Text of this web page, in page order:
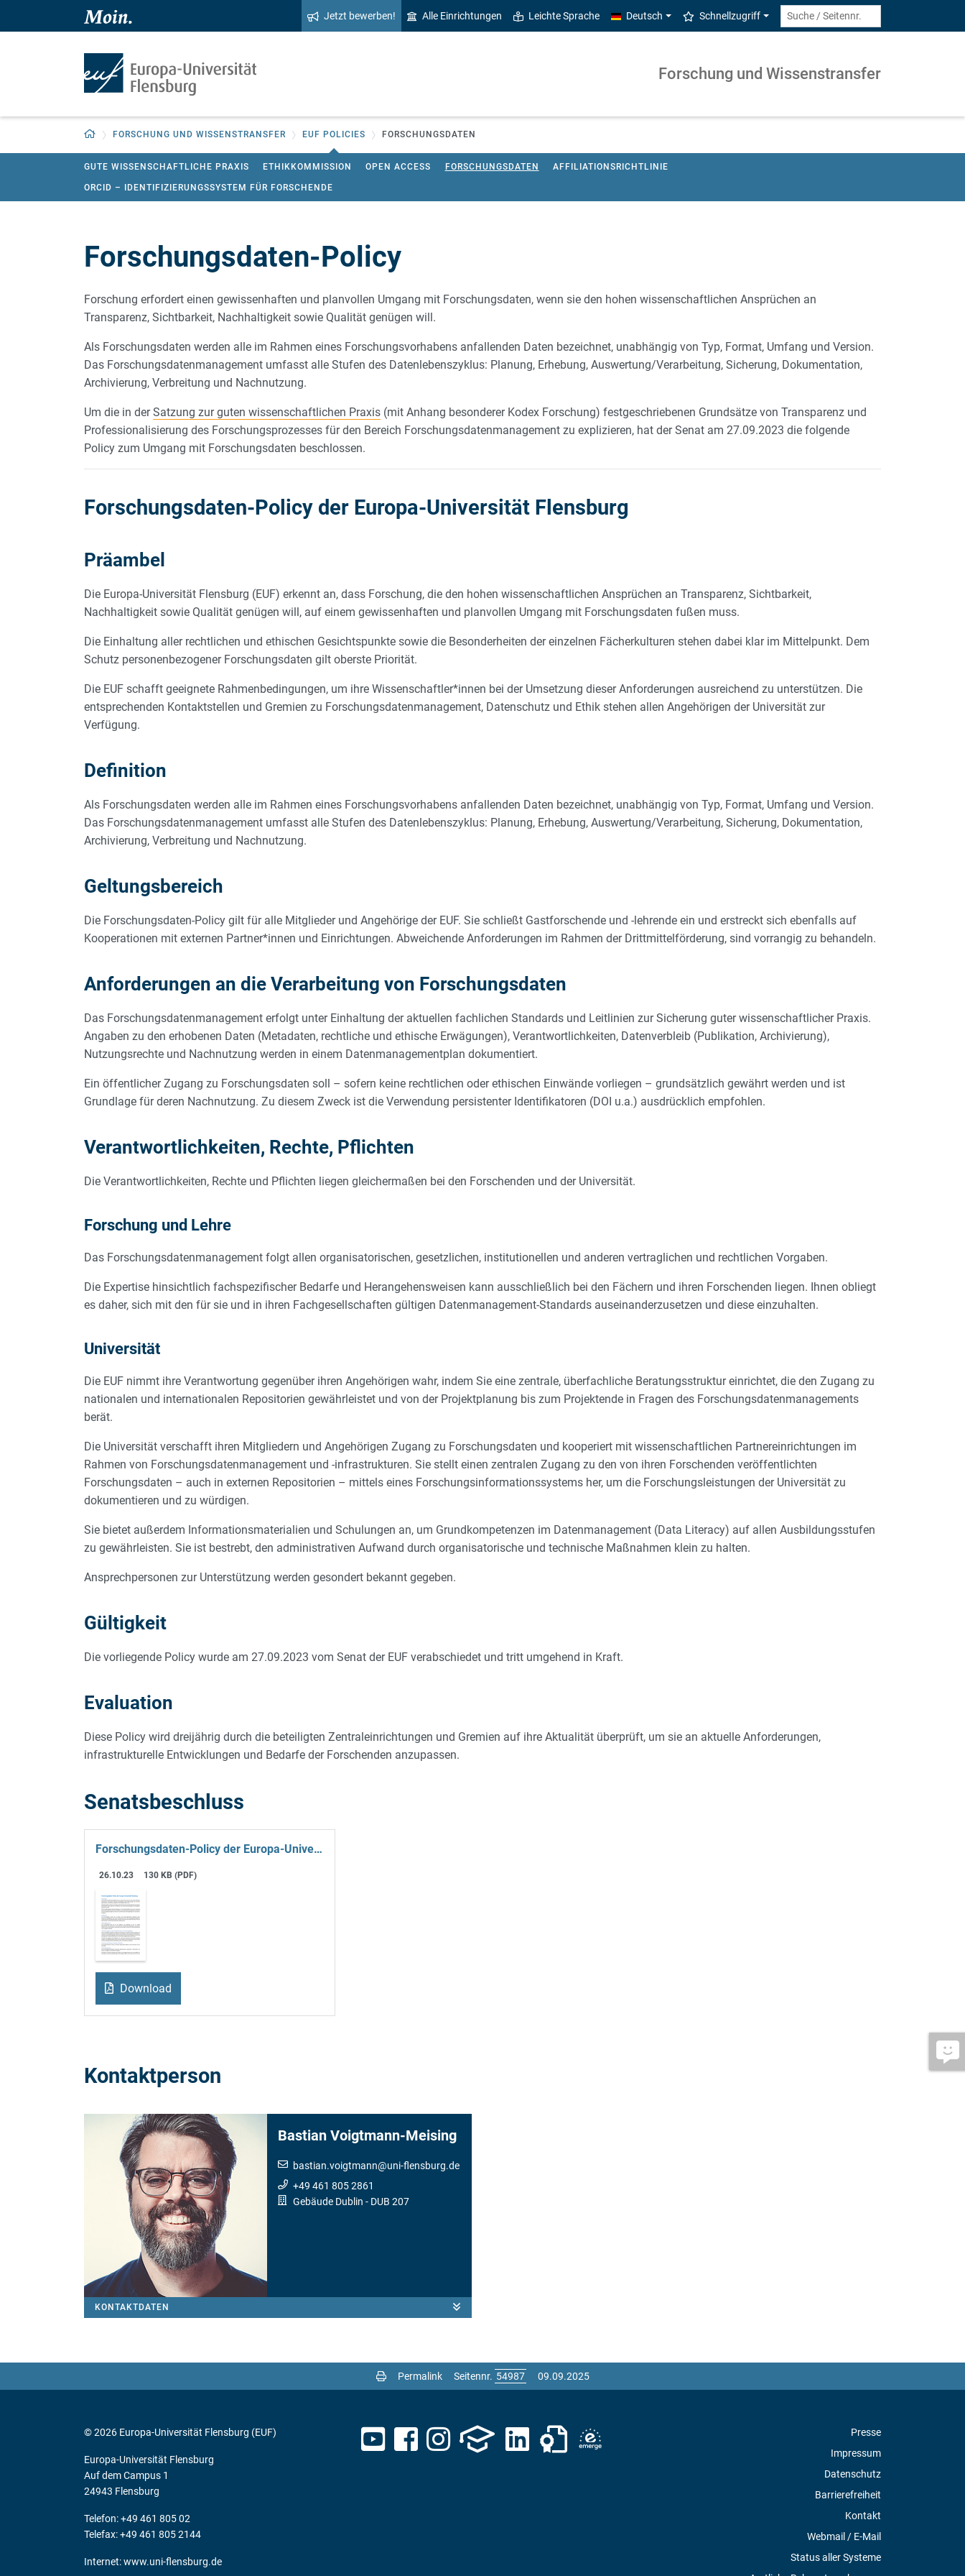
Zum Hauptinhalt springen
Zur Navigation springen
Jetzt bewerben! Alle Einrichtungen Leichte Sprache Deutsch Schnellzugriff
Forschung und Wissenstransfer
Zurück zur Startseite
FORSCHUNG UND WISSENSTRANSFER EUF POLICIES FORSCHUNGSDATEN
GUTE WISSENSCHAFTLICHE PRAXIS ETHIKKOMMISSION OPEN ACCESS FORSCHUNGSDATEN AFFILIATIONSRICHTLINIE
ORCID – IDENTIFIZIERUNGSSYSTEM FÜR FORSCHENDE
Forschungsdaten-Policy
Forschung erfordert einen gewissenhaften und planvollen Umgang mit Forschungsdaten, wenn sie den hohen wissenschaftlichen Ansprüchen an
Transparenz, Sichtbarkeit, Nachhaltigkeit sowie Qualität genügen will.
Als Forschungsdaten werden alle im Rahmen eines Forschungsvorhabens anfallenden Daten bezeichnet, unabhängig von Typ, Format, Umfang und Version.
Das Forschungsdatenmanagement umfasst alle Stufen des Datenlebenszyklus: Planung, Erhebung, Auswertung/Verarbeitung, Sicherung, Dokumentation,
Archivierung, Verbreitung und Nachnutzung.
Um die in derSatzung zur guten wissenschaftlichen Praxis (mit Anhang besonderer Kodex Forschung) festgeschriebenen Grundsätze von Transparenz und
Professionalisierung des Forschungsprozesses für den Bereich Forschungsdatenmanagement zu explizieren, hat der Senat am 27.09.2023 die folgende
Policy zum Umgang mit Forschungsdaten beschlossen.
Forschungsdaten-Policy der Europa-Universität Flensburg
Präambel
Die Europa-Universität Flensburg (EUF) erkennt an, dass Forschung, die den hohen wissenschaftlichen Ansprüchen an Transparenz, Sichtbarkeit,
Nachhaltigkeit sowie Qualität genügen will, auf einem gewissenhaften und planvollen Umgang mit Forschungsdaten fußen muss.
Die Einhaltung aller rechtlichen und ethischen Gesichtspunkte sowie die Besonderheiten der einzelnen Fächerkulturen stehen dabei klar im Mittelpunkt. Dem
Schutz personenbezogener Forschungsdaten gilt oberste Priorität.
Die EUF schafft geeignete Rahmenbedingungen, um ihre Wissenschaftler*innen bei der Umsetzung dieser Anforderungen ausreichend zu unterstützen. Die
entsprechenden Kontaktstellen und Gremien zu Forschungsdatenmanagement, Datenschutz und Ethik stehen allen Angehörigen der Universität zur
Verfügung.
Definition
Als Forschungsdaten werden alle im Rahmen eines Forschungsvorhabens anfallenden Daten bezeichnet, unabhängig von Typ, Format, Umfang und Version.
Das Forschungsdatenmanagement umfasst alle Stufen des Datenlebenszyklus: Planung, Erhebung, Auswertung/Verarbeitung, Sicherung, Dokumentation,
Archivierung, Verbreitung und Nachnutzung.
Geltungsbereich
Die Forschungsdaten-Policy gilt für alle Mitglieder und Angehörige der EUF. Sie schließt Gastforschende und -lehrende ein und erstreckt sich ebenfalls auf
Kooperationen mit externen Partner*innen und Einrichtungen. Abweichende Anforderungen im Rahmen der Drittmittelförderung, sind vorrangig zu behandeln.
Anforderungen an die Verarbeitung von Forschungsdaten
Das Forschungsdatenmanagement erfolgt unter Einhaltung der aktuellen fachlichen Standards und Leitlinien zur Sicherung guter wissenschaftlicher Praxis.
Angaben zu den erhobenen Daten (Metadaten, rechtliche und ethische Erwägungen), Verantwortlichkeiten, Datenverbleib (Publikation, Archivierung),
Nutzungsrechte und Nachnutzung werden in einem Datenmanagementplan dokumentiert.
Ein öffentlicher Zugang zu Forschungsdaten soll – sofern keine rechtlichen oder ethischen Einwände vorliegen – grundsätzlich gewährt werden und ist
Grundlage für deren Nachnutzung. Zu diesem Zweck ist die Verwendung persistenter Identifikatoren (DOI u.a.) ausdrücklich empfohlen.
Verantwortlichkeiten, Rechte, Pflichten
Die Verantwortlichkeiten, Rechte und Pflichten liegen gleichermaßen bei den Forschenden und der Universität.
Forschung und Lehre
Das Forschungsdatenmanagement folgt allen organisatorischen, gesetzlichen, institutionellen und anderen vertraglichen und rechtlichen Vorgaben.
Die Expertise hinsichtlich fachspezifischer Bedarfe und Herangehensweisen kann ausschließlich bei den Fächern und ihren Forschenden liegen. Ihnen obliegt
es daher, sich mit den für sie und in ihren Fachgesellschaften gültigen Datenmanagement-Standards auseinanderzusetzen und diese einzuhalten.
Universität
Die EUF nimmt ihre Verantwortung gegenüber ihren Angehörigen wahr, indem Sie eine zentrale, überfachliche Beratungsstruktur einrichtet, die den Zugang zu
nationalen und internationalen Repositorien gewährleistet und von der Projektplanung bis zum Projektende in Fragen des Forschungsdatenmanagements
berät.
Die Universität verschafft ihren Mitgliedern und Angehörigen Zugang zu Forschungsdaten und kooperiert mit wissenschaftlichen Partnereinrichtungen im
Rahmen von Forschungsdatenmanagement und -infrastrukturen. Sie stellt einen zentralen Zugang zu den von ihren Forschenden veröffentlichten
Forschungsdaten – auch in externen Repositorien – mittels eines Forschungsinformationssystems her, um die Forschungsleistungen der Universität zu
dokumentieren und zu würdigen.
Sie bietet außerdem Informationsmaterialien und Schulungen an, um Grundkompetenzen im Datenmanagement (Data Literacy) auf allen Ausbildungsstufen
zu gewährleisten. Sie ist bestrebt, den administrativen Aufwand durch organisatorische und technische Maßnahmen klein zu halten.
Ansprechpersonen zur Unterstützung werden gesondert bekannt gegeben.
Gültigkeit
Die vorliegende Policy wurde am 27.09.2023 vom Senat der EUF verabschiedet und tritt umgehend in Kraft.
Evaluation
Diese Policy wird dreijährig durch die beteiligten Zentraleinrichtungen und Gremien auf ihre Aktualität überprüft, um sie an aktuelle Anforderungen,
infrastrukturelle Entwicklungen und Bedarfe der Forschenden anzupassen.
Senatsbeschluss
Forschungsdaten-Policy der Europa-Universität Flensburg
26.10.23 130 KB (PDF)
Download
Kontaktperson
Bastian Voigtmann-Meising
bastian.voigtmann@uni-flensburg.de
+49 461 805 2861
Gebäude Dublin - DUB 207
KONTAKTDATEN
Permalink Seitennr. 09.09.2025
Presse
Impressum
Datenschutz
Barrierefreiheit
Kontakt
Webmail / E-Mail
Status aller Systeme
© 2026 Europa-Universität Flensburg (EUF)
Europa-Universität Flensburg
Auf dem Campus 1
24943 Flensburg
Telefon: +49 461 805 02
Telefax: +49 461 805 2144
Internet:www.uni-flensburg.de